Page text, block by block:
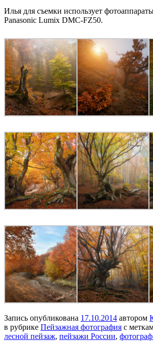
Илья для съемки использует
Panasonic Lumix DMC-FZ50.
Запись опубликована 17.10.2014 автором
в рубрике Пейзажная фотография с
лесной пейзаж, пейзажи России,